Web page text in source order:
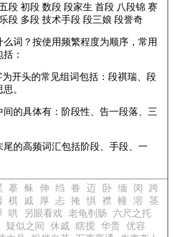
五段 初段 数段 段家生 首段 八段锦 赛
乐段 多段 技术手段 段三娘 段誉奇
么词？按使用频繁程度为顺序，常用
：
为开头的常见组词包括：段祺瑞、段
。
间的具体有：阶段性、告一段落、三
尾的高频词汇包括阶段、手段、一
摹 稣 伸 绉 眷 迈 卧 缅 闵
跨
棋 戚 厚 忐 掩 惧 襟 幢 溶
茎
哄 另眼看戏 老龟刳肠
六尺之托
疑似之间 休戚 瞎搅 华贵 优容